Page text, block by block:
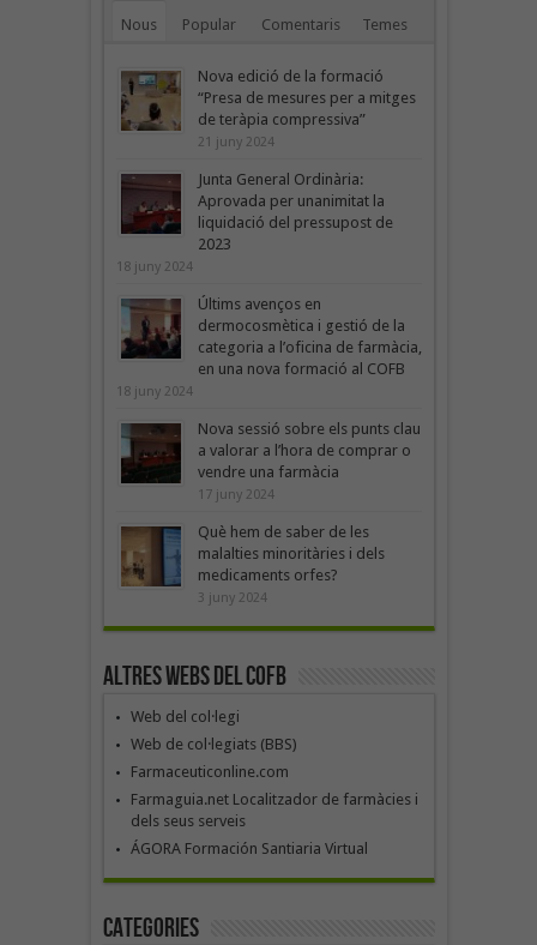
Nous Popular Comentaris Temes
Nova edició de la formació
“Presa de mesures per a mitges
de teràpia compressiva”
21 juny 2024
Junta General Ordinària:
Aprovada per unanimitat la
liquidació del pressupost de
2023
18 juny 2024
Últims avenços en
dermocosmètica i gestió de la
categoria a l’oficina de farmàcia,
en una nova formació al COFB
18 juny 2024
Nova sessió sobre els punts clau
a valorar a l’hora de comprar o
vendre una farmàcia
17 juny 2024
Què hem de saber de les
malalties minoritàries i dels
medicaments orfes?
3 juny 2024
Altres webs del COFB
Web del col·legi
Web de col·legiats (BBS)
Farmaceuticonline.com
Farmaguia.net Localitzador de farmàcies i
dels seus serveis
ÁGORA Formación Santiaria Virtual
Categories